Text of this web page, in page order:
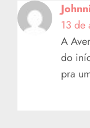
ã
13 de
A
do
pra